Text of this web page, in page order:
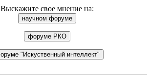
Выскажите свое мнение на: